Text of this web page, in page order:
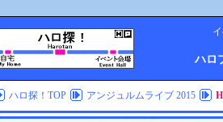
ハロ
ハロ探！TOP アンジュルムライブ 2015